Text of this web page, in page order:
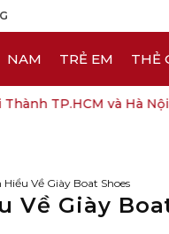
NAM TRẺ EM THẺ
TP.HCM và Hà Nội
Về Giày Boat Shoes
Về Giày